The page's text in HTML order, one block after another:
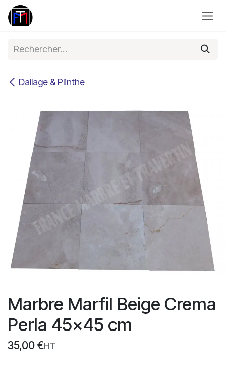
Se rendre au contenu
Dallage & Plinthe
Marbre Marfil Beige Crema
Perla 45x45 cm
35,00 €HT